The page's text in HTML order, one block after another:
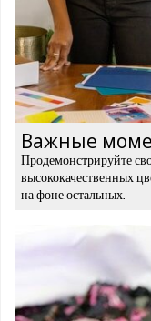
Важные
Продемонстрируйте
высококачественных
на фоне остальных.